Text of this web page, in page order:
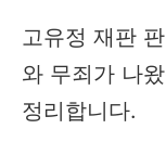
고유정 재판
와 무죄가 나
정리합니다.